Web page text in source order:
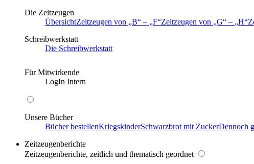
Die Zeitzeugen
ÜbersichtZeitzeugen von B – F Zeitzeugen von G – H
Schreibwerkstatt
Die Schreibwerkstatt
Für Mitwirkende
LogIn Intern
Unsere Bücher
Bücher bestellenKriegskinderSchwarzbrot mit ZuckerDennoch
Zeitzeugenberichte
Zeitzeugenberichte, zeitlich und thematisch geordnet